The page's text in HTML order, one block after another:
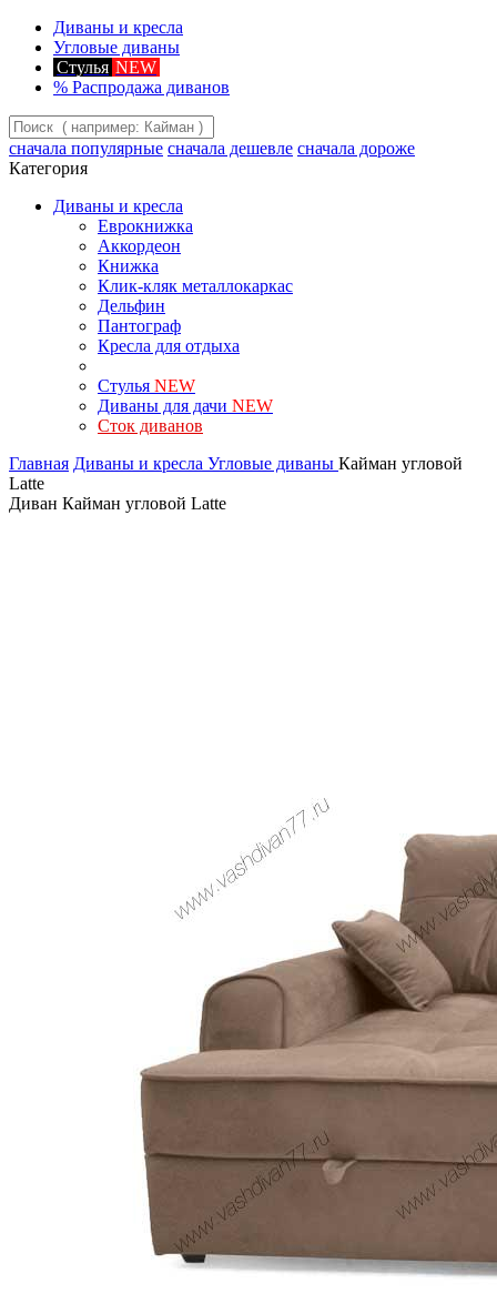
Диваны и кресла
Угловые диваны
Стулья NEW
% Распродажа диванов
сначала популярные сначала дешевле сначала дороже
Категория
Диваны и кресла
Еврокнижка
Аккордеон
Книжка
Клик-кляк металлокаркас
Дельфин
Пантограф
Кресла для отдыха
Стулья NEW
Диваны для дачи NEW
Сток диванов
Главная Диваны и кресла Угловые диваны Кайман угловой
Latte
Диван Кайман угловой Latte